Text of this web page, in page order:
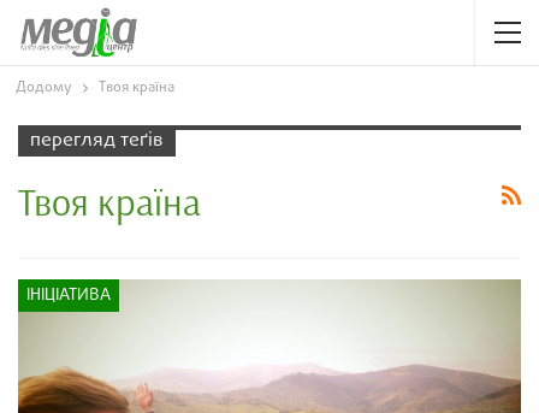
Додому Твоя країна
перегляд теґів
Твоя країна
ІНІЦІАТИВА